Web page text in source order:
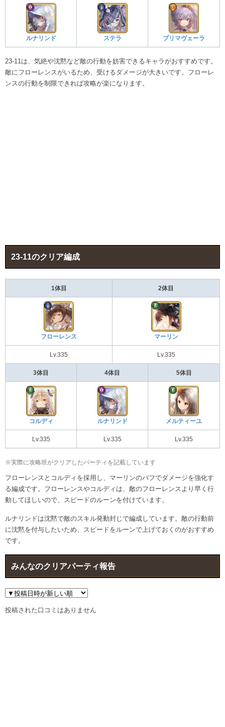
ルナリンド ステラ プリマヴェーラ
23-11は、気絶や沈黙など敵の行動を妨害できるキャラがおすすめです。
敵にフローレンスがいるため、受けるダメージが大きいです。フローレ
ンスの行動を制限できれば攻略が楽になります。
23-11のクリア編成
1体目 2体目
フローレンス マーリン
Lv.335 Lv.335
3体目 4体目 5体目
コルディ ルナリンド メルティーユ
Lv.335 Lv.335 Lv.335
※実際に攻略班がクリアしたパーティを記載しています
フローレンスとコルディを採用し、マーリンのバフでダメージを強化す
る編成です。フローレンスやコルディは、敵のフローレンスより早く行
動してほしいので、スピードのルーンを付けています。
ルナリンドは沈黙で敵のスキル発動封じで編成しています。敵の行動前
に沈黙を付与したいため、スピードをルーンで上げておくのがおすすめ
です。
みんなのクリアパーティ報告
投稿された口コミはありません